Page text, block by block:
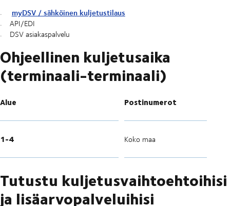
myDSV / sähköinen kuljetustilaus
API/EDI
DSV asiakaspalvelu
Ohjeellinen kuljetusaika
(terminaali-terminaali)
Alue Postinumerot
1-4 Koko maa
Tutustu kuljetusvaihtoehtoihisi
ja lisäarvopalveluihisi